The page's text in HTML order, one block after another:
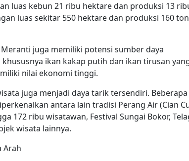
luas kebun 21 ribu hektare dan produksi 13
luas sekitar 550 hektare dan produksi 160 ton
juga memiliki potensi sumber daya
ikan kakap putih dan ikan tirusan
nilai ekonomi tinggi.
juga menjadi daya tarik tersendiri. Beberapa
antara lain tradisi Perang Air (Cian
172 ribu wisatawan, Festival Sungai Bokor,
wisata lainnya.
Arah